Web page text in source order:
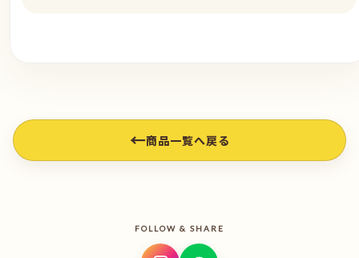
←商品一覧へ戻る
FOLLOW & SHARE